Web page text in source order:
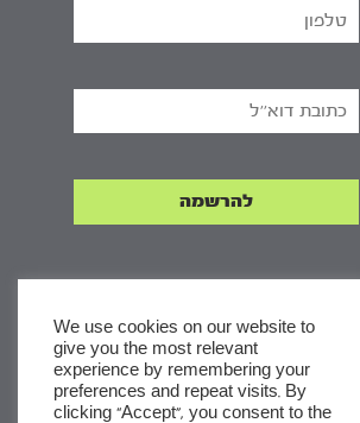
We use cookies on our website to
give you the most relevant
experience by remembering your
preferences and repeat visits. By
clicking “Accept”, you consent to the
x